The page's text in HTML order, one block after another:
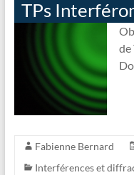
TPs
de
Fabienne Bernard
Interférences et